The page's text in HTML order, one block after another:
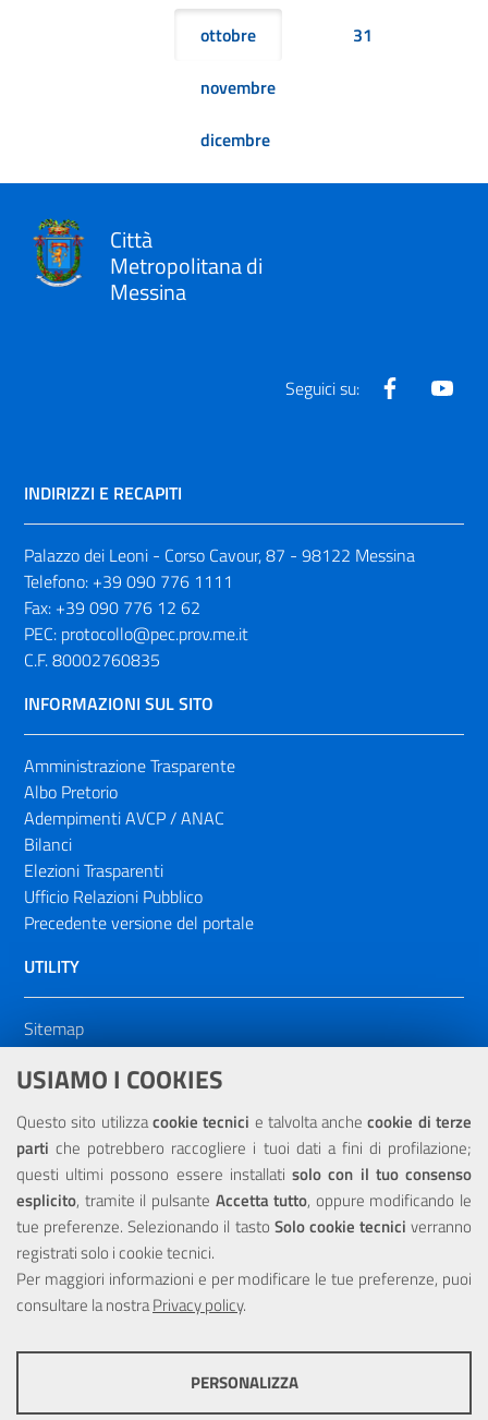
USIAMO I COOKIES
Questo sito utilizzacookie tecnici e talvolta anchecookie di terze
parti che potrebbero raccogliere i tuoi dati a fini di profilazione;
questi ultimi possono essere installatisolo con il tuo consenso
esplicito, tramite il pulsante Accetta tutto, oppure modificando le
tue preferenze. Selezionando il tasto Solo cookie tecnici verranno
registrati solo i cookie tecnici.
Per maggiori informazioni e per modificare le tue preferenze, puoi
consultare la nostraPrivacy policy.
PERSONALIZZA
ottobre
novembre
dicembre
31
Città
Metropolitana di
Messina
Seguici su: Facebook
INDIRIZZI E RECAPITI
Palazzo dei Leoni - Corso Cavour, 87 - 98122 Messina
Telefono: +39 090 776 1111
Fax: +39 090 776 12 62
PEC: protocollo@pec.prov.me.it
C.F. 80002760835
INFORMAZIONI SUL SITO
Amministrazione Trasparente
Albo Pretorio
Adempimenti AVCP / ANAC
Bilanci
Elezioni Trasparenti
Ufficio Relazioni Pubblico
Precedente versione del portale
UTILITY
Sitemap
Dichiarazione di accessibilità
NOTE LEGALI
Privacy
Portale realizzato con la partecipazione finanziaria dell'Unione
Europea tramite i fondi del POR Sicilia 2000/2006 Misura 6.05 -